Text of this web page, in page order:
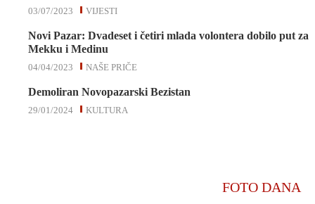
VIJESTI
03/07/2023
Novi Pazar: Dvadeset i četiri mlada volontera dobilo put za
Mekku i Medinu
NAŠE PRIČE
04/04/2023
Demoliran Novopazarski Bezistan
KULTURA
29/01/2024
FOTO DANA